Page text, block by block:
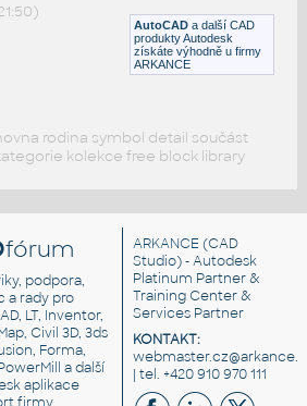
Exteriéry AutoCAD a další CAD
produkty Autodesk
získáte výhodně u firmy
ARKANCE
rodina symbol detail součást
kolekce free block library
fórum
podpora,
a rady pro
LT, Inventor,
Civil 3D, 3ds
Forma,
a další
aplikace
ARKANCE (CAD
Studio) - Autodesk
Platinum Partner &
Training Center &
Services Partner
KONTAKT:
| tel. +420 910 970 111